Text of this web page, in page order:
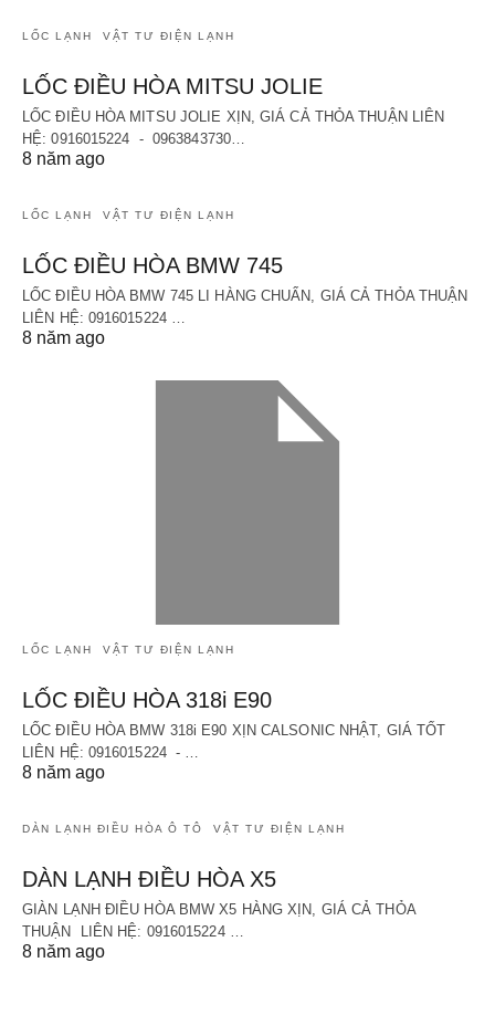
LỐC LẠNH VẬT TƯ ĐIỆN LẠNH
LỐC ĐIỀU HÒA MITSU JOLIE
LỐC ĐIỀU HÒA MITSU JOLIE XỊN, GIÁ CẢ THỎA THUẬN LIÊN
HỆ: 0916015224 - 0963843730…
8 năm ago
LỐC LẠNH VẬT TƯ ĐIỆN LẠNH
LỐC ĐIỀU HÒA BMW 745
LỐC ĐIỀU HÒA BMW 745 LI HÀNG CHUẨN, GIÁ CẢ THỎA THUẬN
LIÊN HỆ: 0916015224 …
8 năm ago
LỐC LẠNH VẬT TƯ ĐIỆN LẠNH
LỐC ĐIỀU HÒA 318i E90
LỐC ĐIỀU HÒA BMW 318i E90 XỊN CALSONIC NHẬT, GIÁ TỐT
LIÊN HỆ: 0916015224 - …
8 năm ago
DÀN LẠNH ĐIỀU HÒA Ô TÔ VẬT TƯ ĐIỆN LẠNH
DÀN LẠNH ĐIỀU HÒA X5
GIÀN LẠNH ĐIỀU HÒA BMW X5 HÀNG XỊN, GIÁ CẢ THỎA
THUẬN LIÊN HỆ: 0916015224 …
8 năm ago